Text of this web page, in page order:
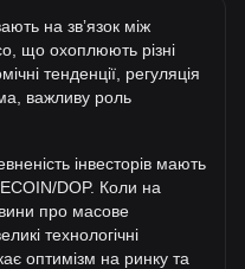
за весь час становить
вартість 1
максимум.
DOP?
PepeCoin (PEPECOIN)
обмінний курс
стосовно наступної
на звʼязок між
що охоплюють різні
тенденції, регуляція
важливу роль
інвесторів мають
DOP. Коли на
про масове
технологічні
оптимізм на ринку та